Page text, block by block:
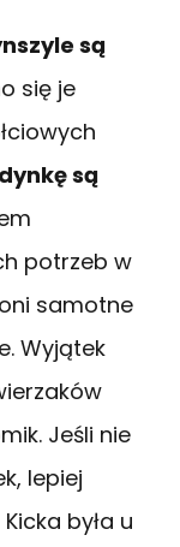
są
się je
są
potrzeb w
samotne
Wyjątek
Jeśli nie
lepiej
była u